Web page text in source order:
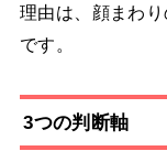
理由は、顔まわ
です。
3つの判断軸